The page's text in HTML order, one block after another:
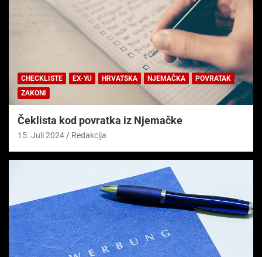
CHECKLISTE EX-YU HRVATSKA NJEMAČKA
POVRATAK
ZAKONI
Čeklista kod povratka iz Njemačke
15. Juli 2024 Redakcija